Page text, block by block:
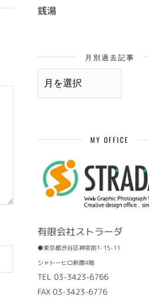
銭湯
月別過去記事
月
MY OFFICE
有限会社ストラーダ
●東京都渋谷区神宮前1-15-11
シャトーヒロ新館4階
TEL 03-3423-6766
FAX 03-3423-6776